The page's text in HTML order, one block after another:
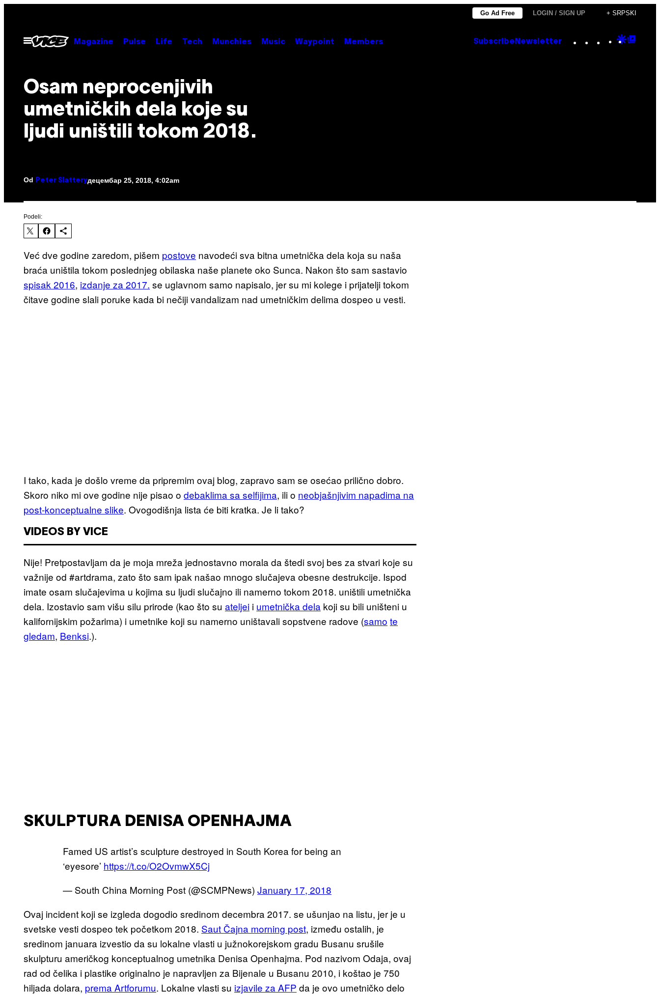
садржај
Go Ad Free LOGIN / SIGN UP + SRPSKI
Otvori
Meni
Magazine Pulse Life Tech Munchies Music Waypoint Members Subscribe Newsletter Instagram
TikTok
YouTube
Google
Osam neprocenjivih
umetničkih dela koje su
ljudi uništili tokom 2018.
Od Peter Slatteryдецембар 25, 2018, 4:02am
Podeli:
Već dve godine zaredom, pišem postove navodeći sva bitna umetnička dela koja su naša
braća uništila tokom poslednjeg obilaska naše planete oko Sunca. Nakon što sam sastavio
spisak 2016, izdanje za 2017. se uglavnom samo napisalo, jer su mi kolege i prijatelji tokom
čitave godine slali poruke kada bi nečiji vandalizam nad umetničkim delima dospeo u vesti.
I tako, kada je došlo vreme da pripremim ovaj blog, zapravo sam se osećao prilično dobro.
Skoro niko mi ove godine nije pisao o debaklima sa selfijima, ili o neobjašnjivim napadima na
post-konceptualne slike. Ovogodišnja lista će biti kratka. Je li tako?
VIDEOS BY VICE
Nije! Pretpostavljam da je moja mreža jednostavno morala da štedi svoj bes za stvari koje su
važnije od #artdrama, zato što sam ipak našao mnogo slučajeva obesne destrukcije. Ispod
imate osam slučajevima u kojima su ljudi slučajno ili namerno tokom 2018. uništili umetnička
dela. Izostavio sam višu silu prirode (kao što su ateljei i umetnička dela koji su bili uništeni u
kalifornijskim požarima) i umetnike koji su namerno uništavali sopstvene radove (samo te
gledam, Benksi.).
SKULPTURA DENISA OPENHAJMA
Famed US artist’s sculpture destroyed in South Korea for being an
‘eyesore’ https://t.co/O2OvmwX5Cj
— South China Morning Post (@SCMPNews) January 17, 2018
Ovaj incident koji se izgleda dogodio sredinom decembra 2017. se ušunjao na listu, jer je u
svetske vesti dospeo tek početkom 2018. Saut Čajna morning post, između ostalih, je
sredinom januara izvestio da su lokalne vlasti u južnokorejskom gradu Busanu srušile
skulpturu američkog konceptualnog umetnika Denisa Openhajma. Pod nazivom Odaja, ovaj
rad od čelika i plastike originalno je napravljen za Bijenale u Busanu 2010, i koštao je 750
hiljada dolara, prema Artforumu. Lokalne vlasti su izjavile za AFP da je ovo umetničko delo